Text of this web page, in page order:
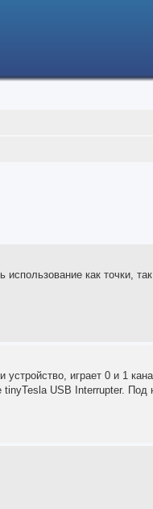
как точки,
играет 0 и 1
tinyTesla USB Interrupter. Под